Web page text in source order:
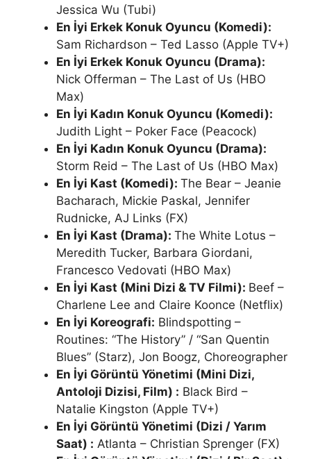
Jessica Wu (Tubi)
En İyi Erkek Konuk Oyuncu (Komedi):
Sam Richardson – Ted Lasso (Apple TV+)
En İyi Erkek Konuk Oyuncu (Drama):
Nick Offerman – The Last of Us (HBO
Max)
En İyi Kadın Konuk Oyuncu (Komedi):
Judith Light – Poker Face (Peacock)
En İyi Kadın Konuk Oyuncu (Drama):
Storm Reid – The Last of Us (HBO Max)
En İyi Kast (Komedi): The Bear – Jeanie
Bacharach, Mickie Paskal, Jennifer
Rudnicke, AJ Links (FX)
En İyi Kast (Drama): The White Lotus –
Meredith Tucker, Barbara Giordani,
Francesco Vedovati (HBO Max)
En İyi Kast (Mini Dizi & TV Filmi): Beef –
Charlene Lee and Claire Koonce (Netflix)
En İyi Koreografi: Blindspotting –
Routines: “The History” / “San Quentin
Blues” (Starz), Jon Boogz, Choreographer
En İyi Görüntü Yönetimi (Mini Dizi,
Antoloji Dizisi, Film) : Black Bird –
Natalie Kingston (Apple TV+)
En İyi Görüntü Yönetimi (Dizi / Yarım
Saat) : Atlanta – Christian Sprenger (FX)